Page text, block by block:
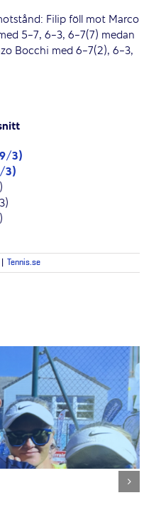
Filip föll mot Marco
5-7, 6-3, 6-7(7) medan
Bocchi med 6-7(2), 6-3,
3)
3)
Tennis.se